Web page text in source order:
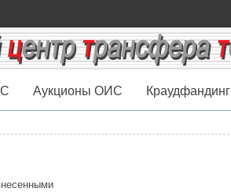
Аукционы ОИС Краудфандинг